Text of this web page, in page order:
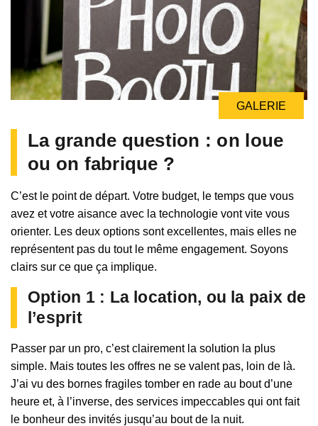
GALERIE
La grande question : on loue
ou on fabrique ?
C’est le point de départ. Votre budget, le temps que vous
avez et votre aisance avec la technologie vont vite vous
orienter. Les deux options sont excellentes, mais elles ne
représentent pas du tout le même engagement. Soyons
clairs sur ce que ça implique.
Option 1 : La location, ou la paix de
l’esprit
Passer par un pro, c’est clairement la solution la plus
simple. Mais toutes les offres ne se valent pas, loin de là.
J’ai vu des bornes fragiles tomber en rade au bout d’une
heure et, à l’inverse, des services impeccables qui ont fait
le bonheur des invités jusqu’au bout de la nuit.